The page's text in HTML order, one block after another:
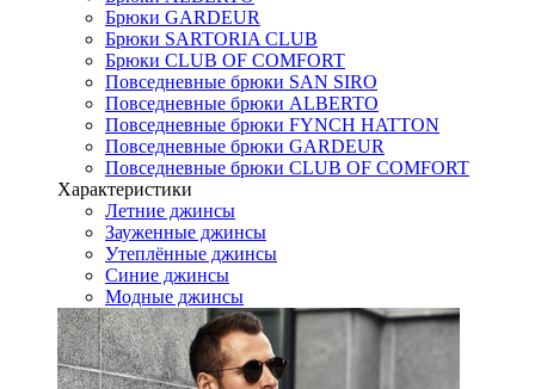
Брюки GARDEUR
Брюки SARTORIA CLUB
Брюки CLUB OF COMFORT
Повседневные брюки SAN SIRO
Повседневные брюки ALBERTO
Повседневные брюки FYNCH HATTON
Повседневные брюки GARDEUR
Повседневные брюки CLUB OF COMFORT
Характеристики
Летние джинсы
Зауженные джинсы
Утеплённые джинсы
Синие джинсы
Модные джинсы